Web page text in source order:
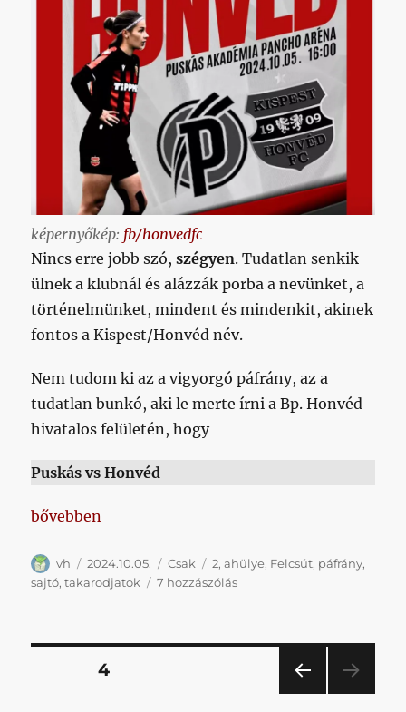
képernyőkép: fb/honvedfc
Nincs erre jobb szó,szégyen. Tudatlan senkik
ülnek a klubnál és alázzák porba a nevünket, a
történelmünket, mindent és mindenkit, akinek
fontos a Kispest/Honvéd név.
Nem tudom ki az a vigyorgó páfrány, az a
tudatlan bunkó, aki le merte írni a Bp. Honvéd
hivatalos felületén, hogy
Puskás vs Honvéd
„Ezt nem tudom ki művelte, azonban bízom
bővebben
Szerző
vh Közzétéve
2024.10.05. Kategória
Csak Címke
2,ahülye, Felcsút, páfrány,
sajtó,takarodjatok 7 hozzászólásEzt
Bejegyzések
OLDAL4